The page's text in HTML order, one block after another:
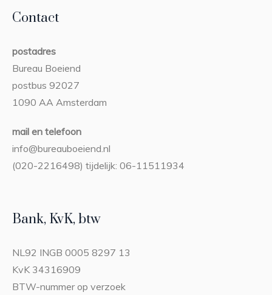
Contact
postadres
Bureau Boeiend
postbus 92027
1090 AA Amsterdam
mail en telefoon
info@bureauboeiend.nl
(020-2216498) tijdelijk: 06-11511934
Bank, KvK, btw
NL92 INGB 0005 8297 13
KvK 34316909
BTW-nummer op verzoek